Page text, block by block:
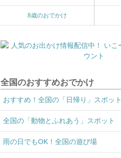
8歳のおでかけ
全国のおすすめおでかけ
おすすめ！全国の「日帰り」スポット
全国の「動物とふれあう」スポット
雨の日でもOK！全国の遊び場